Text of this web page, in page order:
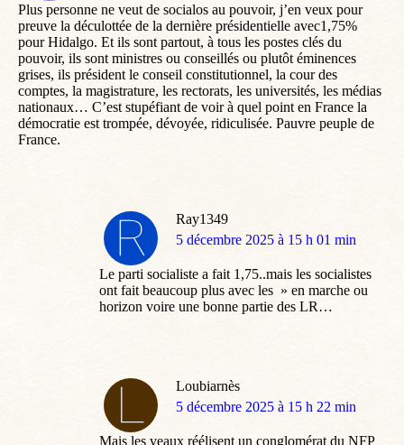
Plus personne ne veut de socialos au pouvoir, j’en veux pour
preuve la déculottée de la dernière présidentielle avec1,75%
pour Hidalgo. Et ils sont partout, à tous les postes clés du
pouvoir, ils sont ministres ou conseillés ou plutôt éminences
grises, ils président le conseil constitutionnel, la cour des
comptes, la magistrature, les rectorats, les universités, les médias
nationaux… C’est stupéfiant de voir à quel point en France la
démocratie est trompée, dévoyée, ridiculisée. Pauvre peuple de
France.
Ray1349
dit
5 décembre 2025 à 15 h 01 min
Le parti socialiste a fait 1,75..mais les socialistes
ont fait beaucoup plus avec les » en marche ou
horizon voire une bonne partie des LR…
Loubiarnès
dit
5 décembre 2025 à 15 h 22 min
Mais les veaux réélisent un conglomérat du NFP